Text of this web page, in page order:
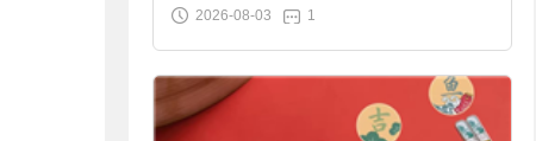
袋装9.9元到手
2026-08-03 1